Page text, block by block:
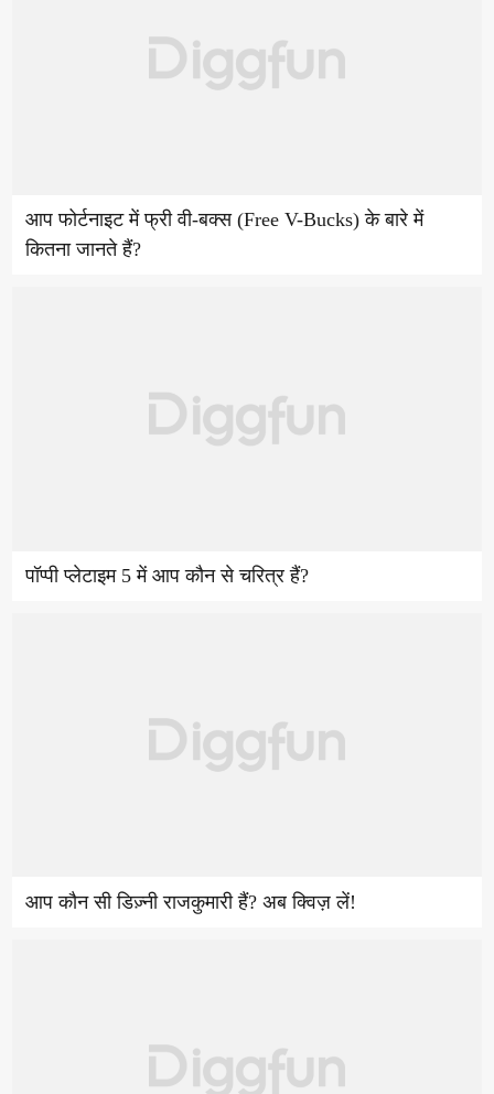
आप फोर्टनाइट में फ्री वी-बक्स (Free V-Bucks) के बारे में
कितना जानते हैं?
पॉप्पी प्लेटाइम 5 में आप कौन से चरित्र हैं?
आप कौन सी डिज़्नी राजकुमारी हैं? अब क्विज़ लें!